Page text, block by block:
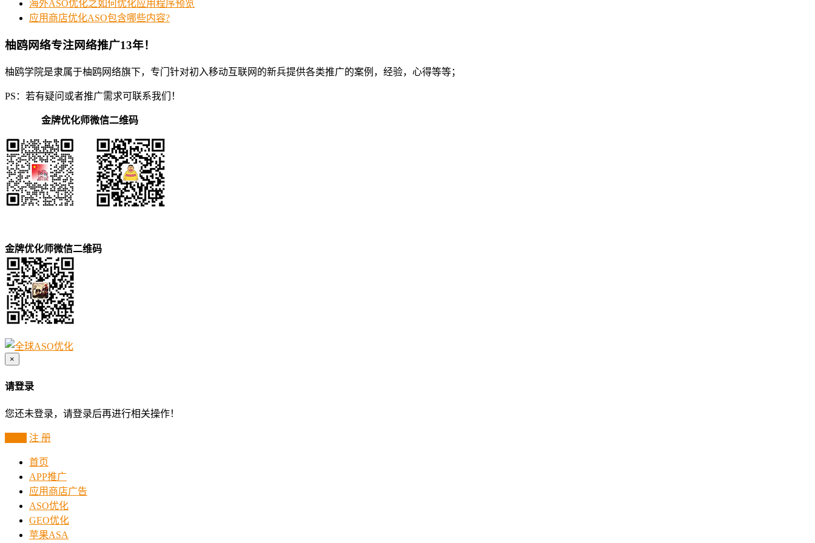
海外ASO优化之如何优化应用程序预览
应用商店优化ASO包含哪些内容?
柚鸥网络专注网络推广13年！
柚鸥学院是隶属于柚鸥网络旗下，专门针对初入移动互联网的新兵提供各类推广的案例，经验，心得等等；
PS：若有疑问或者推广需求可联系我们！
金牌优化师微信二维码
金牌优化师微信二维码
×
请登录
您还未登录，请登录后再进行相关操作！
注 册
首页
APP推广
应用商店广告
ASO优化
GEO优化
苹果ASA